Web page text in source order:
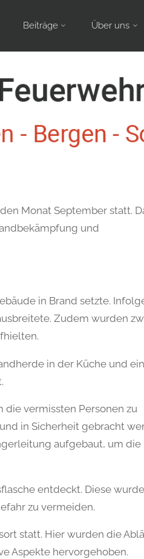
Beiträge Über uns
Monat September statt.
und
in Brand setzte.
Zudem wurden
in der Küche und
vermissten Personen zu
in Sicherheit gebracht
aufgebaut, um die
entdeckt. Diese wurde
zu vermeiden.
statt. Hier wurden die
Aspekte hervorgehoben.